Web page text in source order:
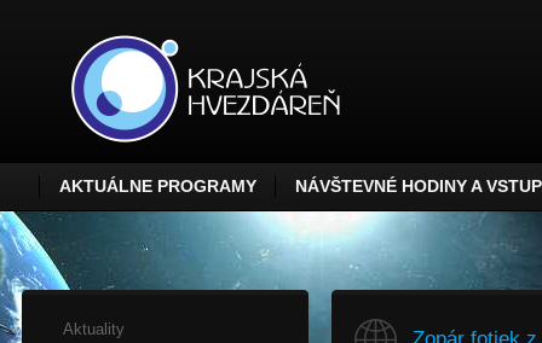
AKTUÁLNE PROGRAMY NÁVŠTEVNÉ HODINY A
Aktuality